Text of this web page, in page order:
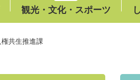
観光・文化・スポーツ
共生推進課